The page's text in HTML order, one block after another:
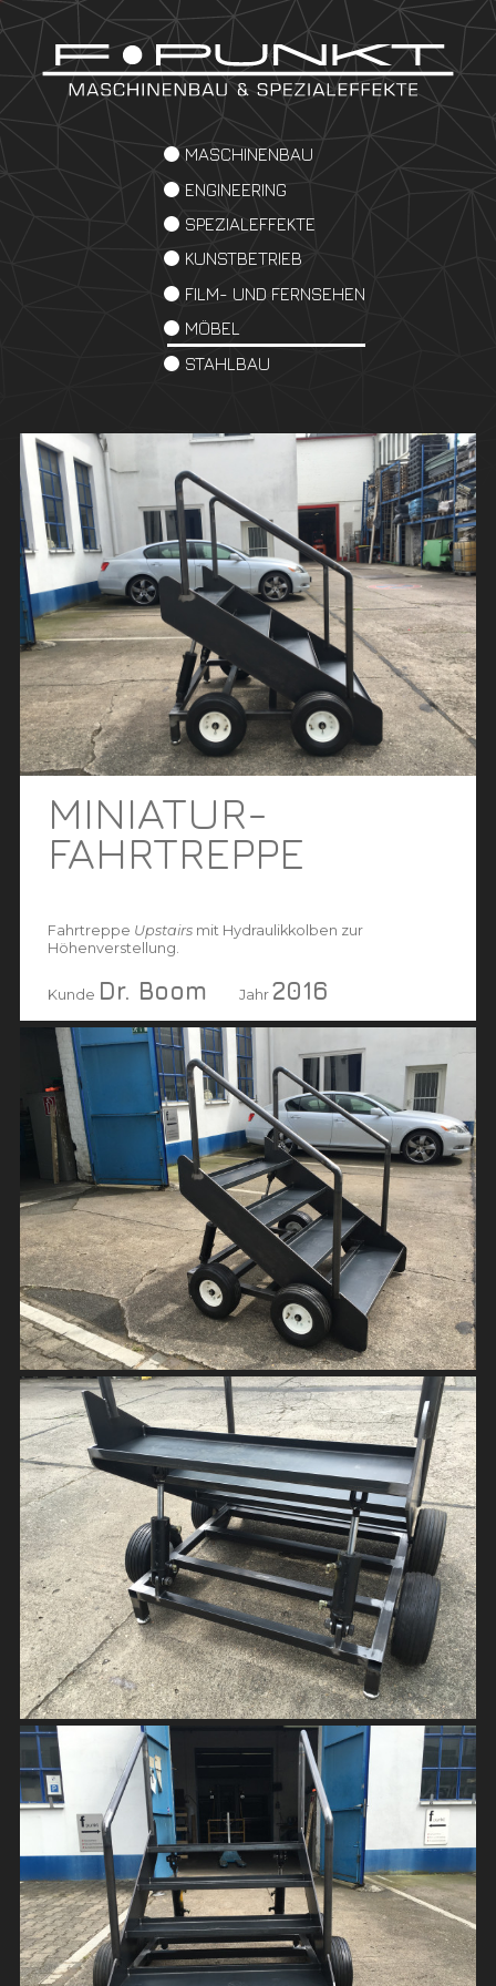
MASCHINENBAU
ENGINEERING
SPEZIALEFFEKTE
KUNSTBETRIEB
FILM- UND FERNSEHEN
MÖBEL
STAHLBAU
MINIATUR-
FAHRTREPPE
Fahrtreppe Upstairs mit Hydraulikkolben zur
Höhenverstellung.
Kunde Dr. Boom Jahr 2016